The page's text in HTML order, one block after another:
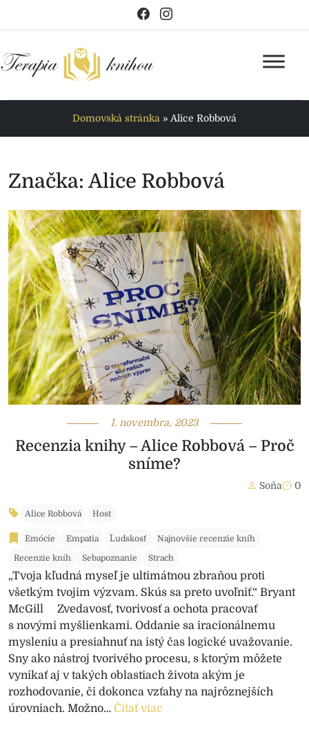
Domovská stránka » Alice Robbová
Značka:Alice Robbová
1. novembra, 2023
Recenzia knihy – Alice Robbová – Proč
sníme?
Soňa 0
Alice Robbová Host
Emócie Empatia Ľudskosť
Najnovšie recenzie kníh
Recenzie kníh
Sebapoznanie Strach
„Tvoja kľudná myseľ je ultimátnou zbraňou proti
všetkým tvojim výzvam. Skús sa preto uvoľniť.“ Bryant
McGill Zvedavosť, tvorivosť a ochota pracovať
s novými myšlienkami. Oddanie sa iracionálnemu
mysleniu a presiahnuť na istý čas logické uvažovanie.
Sny ako nástroj tvorivého procesu, s ktorým môžete
vynikať aj v takých oblastiach života akým je
rozhodovanie, či dokonca vzťahy na najrôznejších
úrovniach. Možno… Čítať viac